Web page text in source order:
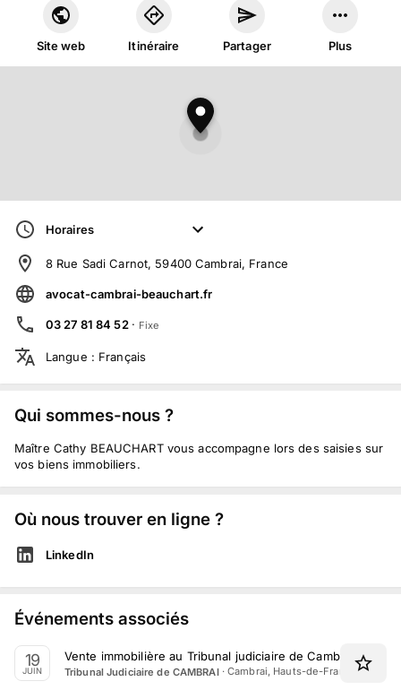
Site web Itinéraire Partager Plus
Horaires
8 Rue Sadi Carnot, 59400 Cambrai, France
avocat-cambrai-beauchart.fr
03 27 81 84 52 · Fixe
Langue : Français
Qui sommes-nous ?
Maître Cathy BEAUCHART vous accompagne lors des saisies sur
vos biens immobiliers.
Où nous trouver en ligne ?
LinkedIn
Événements associés
19
JUIN
Vente immobilière au Tribunal judiciaire de Cambrai le 19
Tribunal Judiciaire de CAMBRAI·Cambrai, Hauts-de-France